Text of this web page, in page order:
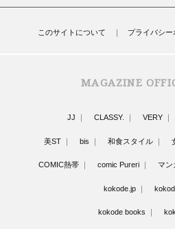
このサイトについて プライバシー
MAGAZINE
JJ CLASSY. VERY
美ST bis 和食スタイル
COMIC熱帯 comic Pureri マン
kokode.jp
kokode books